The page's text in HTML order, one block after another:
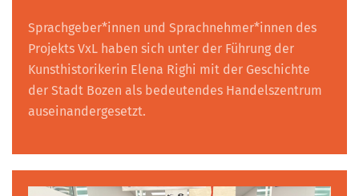
Sprachgeber*innen und Sprachnehmer*innen des
Projekts VxL haben sich unter der Führung der
Kunsthistorikerin Elena Righi mit der Geschichte
der Stadt Bozen als bedeutendes Handelszentrum
auseinandergesetzt.